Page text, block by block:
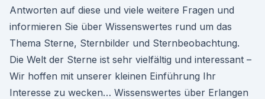
Antworten auf diese und viele weitere Fragen und
informieren Sie über Wissenswertes rund um das
Thema Sterne, Sternbilder und Sternbeobachtung.
Die Welt der Sterne ist sehr vielfältig und interessant –
Wir hoffen mit unserer kleinen Einführung Ihr
Interesse zu wecken… Wissenswertes über Erlangen